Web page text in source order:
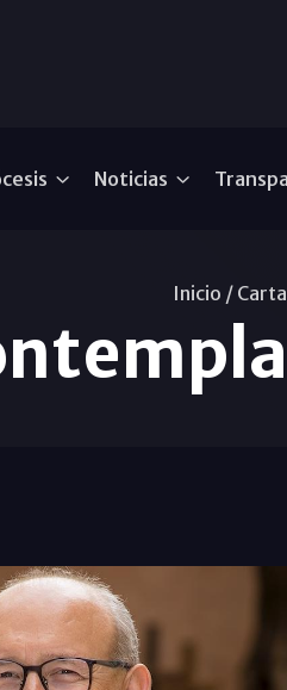
Noticias
Inicio /